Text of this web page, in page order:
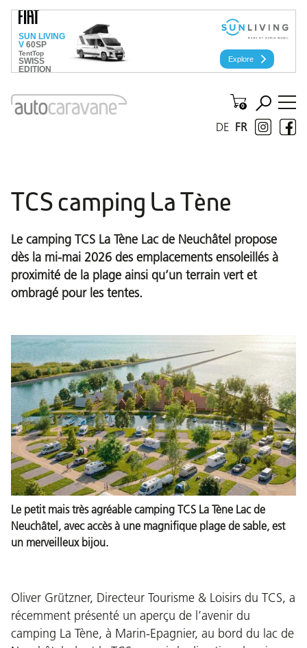
FR
DE
TCS camping La Tène
Le camping TCS La Tène Lac de Neuchâtel propose
dès la mi-mai 2026 des emplacements ensoleillés à
proximité de la plage ainsi qu’un terrain vert et
ombragé pour les tentes.
Le petit mais très agréable camping TCS La Tène Lac de
Neuchâtel, avec accès à une magnifique plage de sable, est
un merveilleux bijou.
Oliver Grützner, Directeur Tourisme & Loisirs du TCS, a
récemment présenté un aperçu de l’avenir du
camping La Tène, à Marin-Epagnier, au bord du lac de